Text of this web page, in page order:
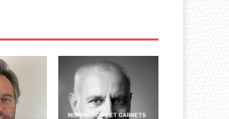
NOMINATIONS ET CARNETS